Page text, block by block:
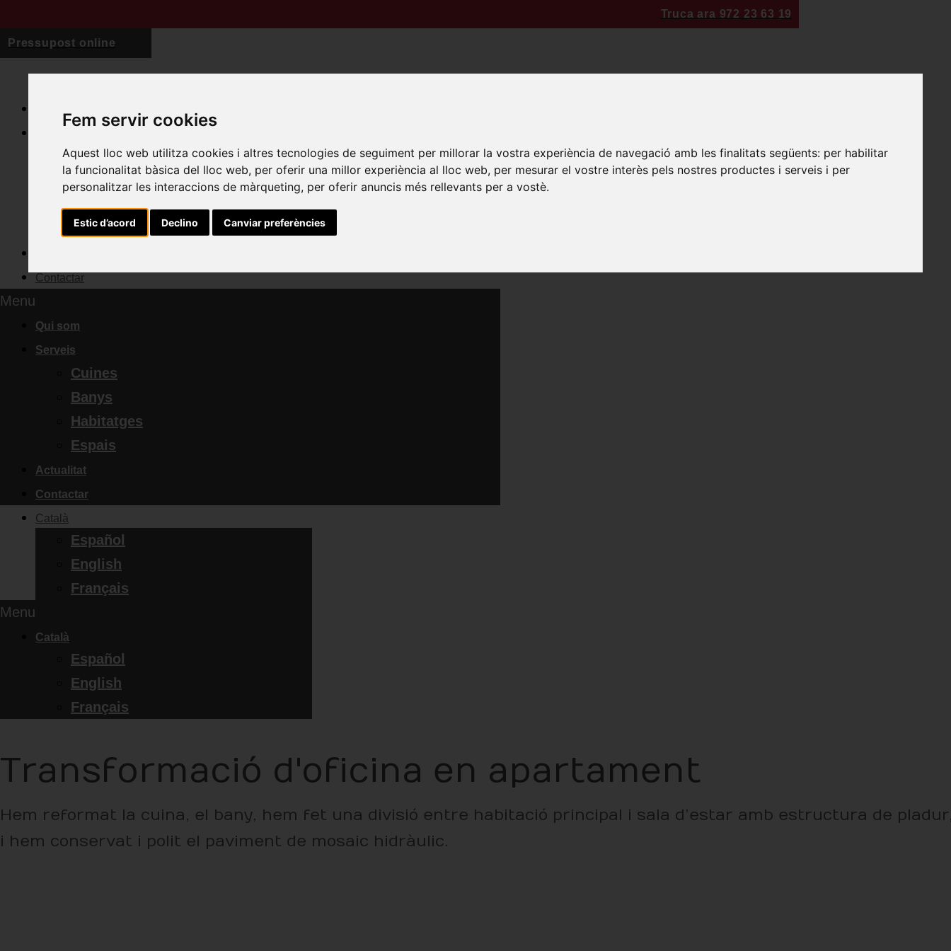
Fem servir cookies
Aquest lloc web utilitza cookies i altres tecnologies de seguiment per millorar la vostra experiència de navegació amb les finalitats següents: per habilitar
la funcionalitat bàsica del lloc web, per oferir una millor experiència al lloc web, per mesurar el vostre interès pels nostres productes i serveis i per
personalitzar les interaccions de màrqueting, per oferir anuncis més rellevants per a vostè.
Estic d’acord Declino Canviar preferències
Truca ara 972 23 63 19
Pressupost online
Cuines
Banys
Habitatges
Espais
Contactar
Menu
Qui som
Serveis
Cuines
Banys
Habitatges
Espais
Actualitat
Contactar
Català
Español
English
Français
Menu
Català
Español
English
Français
Transformació d'oficina en apartament
Hem reformat la cuina, el bany, hem fet una divisió entre habitació principal i sala d’estar amb estructura de
i hem conservat i polit el paviment de mosaic hidràulic.